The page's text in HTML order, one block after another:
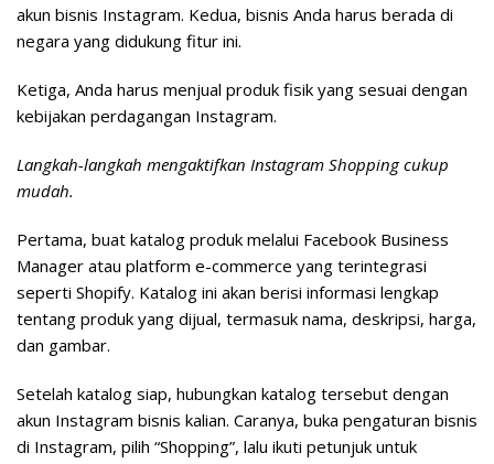
akun bisnis Instagram. Kedua, bisnis Anda harus berada di
negara yang didukung fitur ini.
Ketiga, Anda harus menjual produk fisik yang sesuai dengan
kebijakan perdagangan Instagram.
Langkah-langkah mengaktifkan Instagram Shopping cukup
mudah.
Pertama, buat katalog produk melalui Facebook Business
Manager atau platform e-commerce yang terintegrasi
seperti Shopify. Katalog ini akan berisi informasi lengkap
tentang produk yang dijual, termasuk nama, deskripsi, harga,
dan gambar.
Setelah katalog siap, hubungkan katalog tersebut dengan
akun Instagram bisnis kalian. Caranya, buka pengaturan bisnis
di Instagram, pilih “Shopping”, lalu ikuti petunjuk untuk